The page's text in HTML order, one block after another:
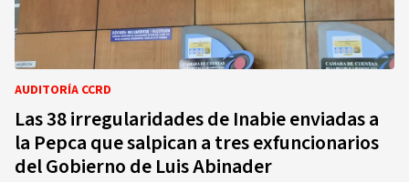
AUDITORÍA CCRD
Las 38 irregularidades de Inabie enviadas a
la Pepca que salpican a tres exfuncionarios
del Gobierno de Luis Abinader